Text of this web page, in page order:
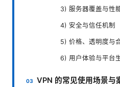
3) 服务器覆盖与性
4) 安全与信任机制
5) 价格、透明度与
6) 用户体验与平台
VPN 的常见使用场景与